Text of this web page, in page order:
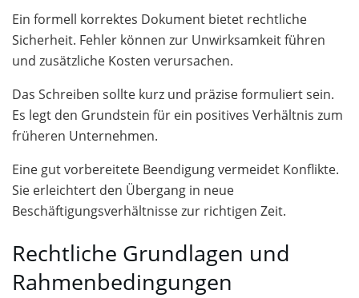
Ein formell korrektes Dokument bietet rechtliche
Sicherheit. Fehler können zur Unwirksamkeit führen
und zusätzliche Kosten verursachen.
Das Schreiben sollte kurz und präzise formuliert sein.
Es legt den Grundstein für ein positives Verhältnis zum
früheren Unternehmen.
Eine gut vorbereitete Beendigung vermeidet Konflikte.
Sie erleichtert den Übergang in neue
Beschäftigungsverhältnisse zur richtigen Zeit.
Rechtliche Grundlagen und
Rahmenbedingungen